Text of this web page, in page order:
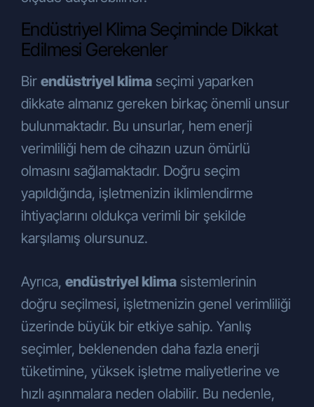
Endüstriyel Klima Seçiminde Dikkat
Edilmesi Gerekenler
Bir endüstriyel klima seçimi yaparken
dikkate almanız gereken birkaç önemli unsur
bulunmaktadır. Bu unsurlar, hem enerji
verimliliği hem de cihazın uzun ömürlü
olmasını sağlamaktadır. Doğru seçim
yapıldığında, işletmenizin iklimlendirme
ihtiyaçlarını oldukça verimli bir şekilde
karşılamış olursunuz.
Ayrıca, endüstriyel klima sistemlerinin
doğru seçilmesi, işletmenizin genel verimliliği
üzerinde büyük bir etkiye sahip. Yanlış
seçimler, beklenenden daha fazla enerji
tüketimine, yüksek işletme maliyetlerine ve
hızlı aşınmalara neden olabilir. Bu nedenle,